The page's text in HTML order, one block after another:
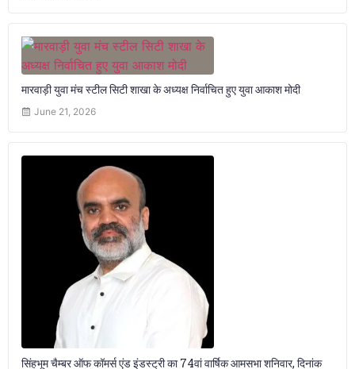
मारवाड़ी युवा मंच स्टील सिटी शाखा के अध्यक्ष निर्वाचित हुए युवा आकाश मोदी
June 21, 2026
सिंहभूम चैम्बर ऑफ कॉमर्स एंड इंडस्ट्री का 74वां वार्षिक आमसभा शनिवार, दिनांक